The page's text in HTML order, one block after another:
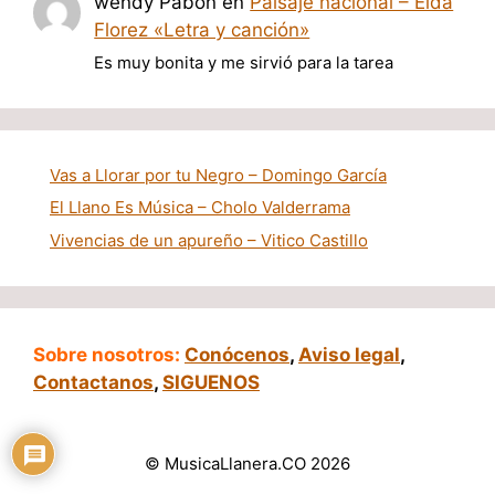
Florez «Letra y canción»
Es muy bonita y me sirvió para la tarea
Vas a Llorar por tu Negro – Domingo García
El Llano Es Música – Cholo Valderrama
Vivencias de un apureño – Vitico Castillo
Sobre nosotros: Conócenos, Aviso legal,
Contactanos, SIGUENOS
© MusicaLlanera.CO 2026